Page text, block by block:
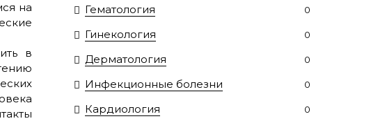
на
в
Гематология 0
Гинекология 0
Дерматология 0
Инфекционные болезни 0
Кардиология 0